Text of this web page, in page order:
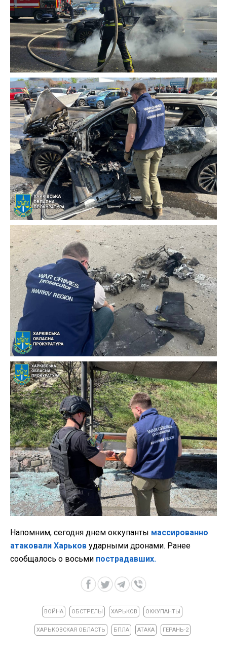
Напомним, сегодня днем оккупанты массированно
атаковали Харьков ударными дронами. Ранее
сообщалось о восьми пострадавших.
ВОЙНА ОБСТРЕЛЫ ХАРЬКОВ ОККУПАНТЫ
ХАРЬКОВСКАЯ ОБЛАСТЬ БПЛА АТАКА ГЕРАНЬ-2